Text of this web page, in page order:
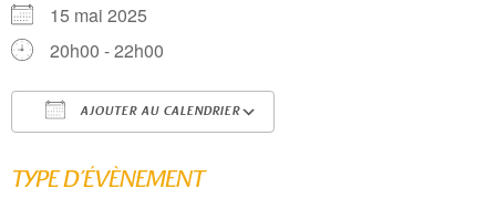
15 mai 2025
20h00 - 22h00
AJOUTER AU CALENDRIER
TYPE D’ÉVÈNEMENT